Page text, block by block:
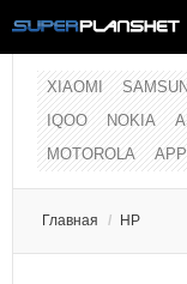
XIAOMI
IQOO
NOKIA
MOTOROLA
Главная / HP